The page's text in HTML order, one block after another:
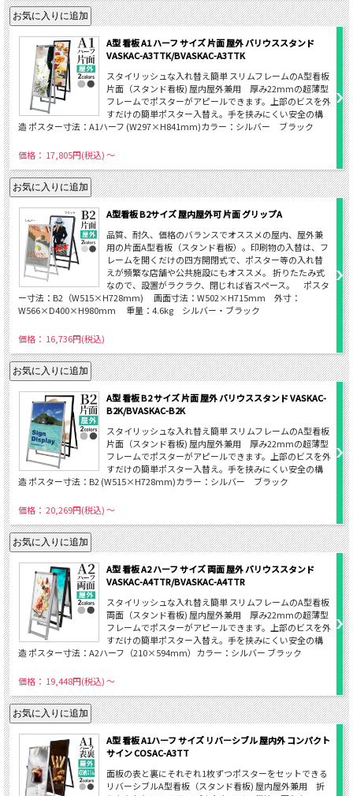
A型 看板 A1 ハーフ サイズ 片面 屋外 バリウススタンド
VASKAC-A3TTK/BVASKAC-A3TTK
スタイリッシュな入れ替え簡単 スリムフレームのA型看板
片面（スタンド看板) 屋内屋外兼用 厚み22mmの超薄型
フレームでポスターがアピールできます。上部のビスを外
すだけの簡単ポスター入替え。手を挟みにくい安全の構
造 ポスター寸法：A1ハーフ (W297×H841mm)カラー：シルバー ブラック
価格： 17,805円(税込)～
A型看板 B2サイズ 屋内屋外可 片面 グリップA
品質、耐久、価格のバランスでオススメの屋内、屋外兼
用の片面A型看板（スタンド看板）。印刷物の入替は、フ
レームを開くだけの四方開閉式で、ポスター等の入れ替
えが頻繁な店舗や公共施設にもオススメ。 折りたたみ式
なので、設置がラクラク、閉じれば省スペース。 ポスタ
ー寸法：B2（W515×H728mm) 画面寸法：W502×H715mm 外寸：
W566×D400×H980mm 重量：4.6kg シルバー・ブラック
価格： 16,736円(税込)
A型 看板 B2 サイズ 片面 屋外 バリウススタンド VASKAC-
B2K/BVASKAC-B2K
スタイリッシュな入れ替え簡単 スリムフレームのA型看板
片面（スタンド看板) 屋内屋外兼用 厚み22mmの超薄型
フレームでポスターがアピールできます。上部のビスを外
すだけの簡単ポスター入替え。手を挟みにくい安全の構
造 ポスター寸法：B2 (W515×H728mm)カラー：シルバー ブラック
価格： 20,269円(税込)～
A型 看板 A2 ハーフ サイズ 両面 屋外 バリウススタンド
VASKAC-A4TTR/BVASKAC-A4TTR
スタイリッシュな入れ替え簡単 スリムフレームのA型看板
両面（スタンド看板) 屋内屋外兼用 厚み22mmの超薄型
フレームでポスターがアピールできます。上部のビスを外
すだけの簡単ポスター入替え。手を挟みにくい安全の構
造 ポスター寸法：A2ハーフ（210×594mm）カラー：シルバー ブラック
価格： 19,448円(税込)～
A型 看板 A1ハーフ サイズ リバーシブル 屋内外 コンパクト
サイン COSAC-A3TT
面板の表と裏にそれぞれ1枚ずつポスターをセットできる
リバーシブルA型看板（スタンド看板) 屋内屋外兼用 折